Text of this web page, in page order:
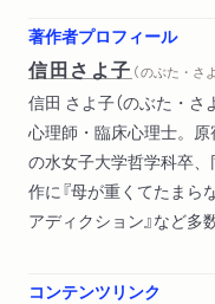
罪／母と娘は和解できない
４ グループの力
解釈を一切しない／母
生育歴が母親研究にな
れ方／母が怖くなくな
第２章 共依存を読みと
当事者の言葉／アルコ
著作者プロフィール
信田さよ子 （ のぶた・さ
信田 さよ子（のぶた・
心理師・臨床心理士。
の水女子大学哲学科卒
作に『母が重くてたまら
アディクション』など多数
コンテンツリンク